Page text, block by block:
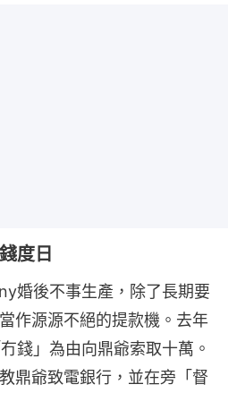
度日
婚後不事生產，除了長期要
作源源不絕的提款機。去年
錢」為由向鼎爺索取十萬。
鼎爺致電銀行，並在旁「督